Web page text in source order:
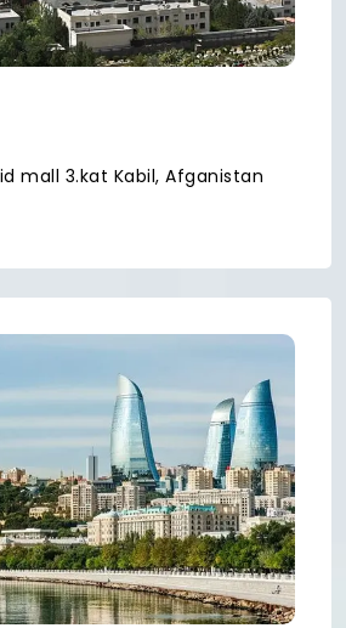
mall 3.kat Kabil, Afganistan